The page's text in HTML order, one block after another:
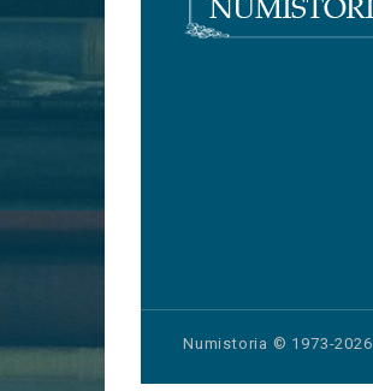
Numistoria © 1973-2026